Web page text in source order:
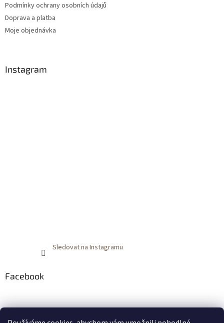
Podmínky ochrany osobních údajů
Doprava a platba
Moje objednávka
Instagram
Sledovat na Instagramu
Facebook